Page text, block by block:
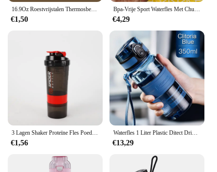
16.9Oz Roestvrijstalen Thermosbekers Koffie Thermische Mok Lekvrije Reisauto Vacuümfles Geïsoleerde Beker Melkthee Waterfles
€1,50
Bpa-Vrije Sport Waterfles Met Chug Deksel Lekvrij Tritan Plastic Waterfles Voor Fietsen Camping Herbruikbare Drinkfles
€4,29
3 Lagen Shaker Proteïne Fles Poeder Schud Cup Grote Capaciteit Waterfles Mengbeker Body Building Oefening Mengfles
€1,56
Waterfles 1 Liter Plastic Ditect Drinksportfles Draagbare Lekvrije Outdoor Tourkamp Tritan Plastic Fles Bpa Gratis
€13,29